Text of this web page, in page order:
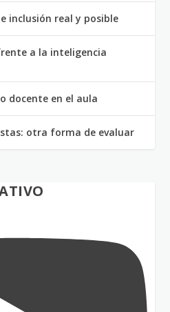
inclusión real y posible
a la inteligencia
docente en el aula
otra forma de evaluar